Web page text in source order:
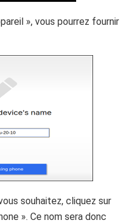
», vous pourrez fournir
souhaitez, cliquez sur
». Ce nom sera donc